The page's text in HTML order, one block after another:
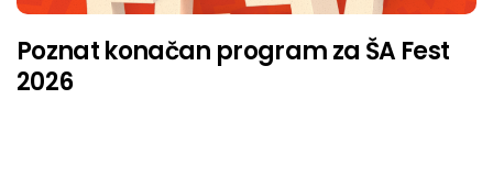
Poznat konačan program za ŠA Fest
2026